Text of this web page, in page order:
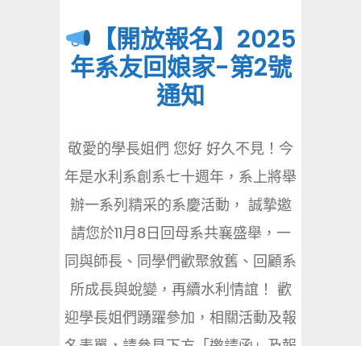
【開放報名】2025
年系友回娘家-第2號
通知
敬愛的學長姐們 您好 好久不見！今
年是水利系創系七十週年，系上將舉
辦一系列精采的系慶活動， 誠摯邀
請您於11月8日回母系共襄盛舉，一
同與師長、同學們歡聚敘舊、回顧系
所成長與蛻變，再續水利情誼！ 歡
迎學長姐們踴躍參加，相關活動及報